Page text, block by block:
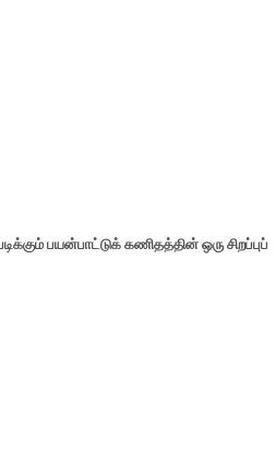
பயன்பாட்டுக் கணிதத்தின் ஒரு சிறப்புப்